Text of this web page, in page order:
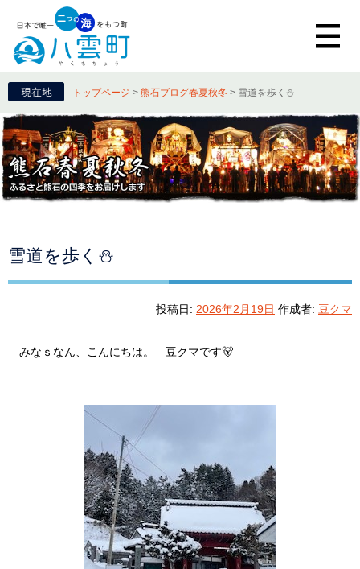
トップページ > 熊石ブログ春夏秋冬 > 雪道を歩く⛄
雪道を歩く⛄
投稿日: 2026年2月19日 作成者: 豆クマ
みなｓなん、こんにちは。 豆クマです🐻